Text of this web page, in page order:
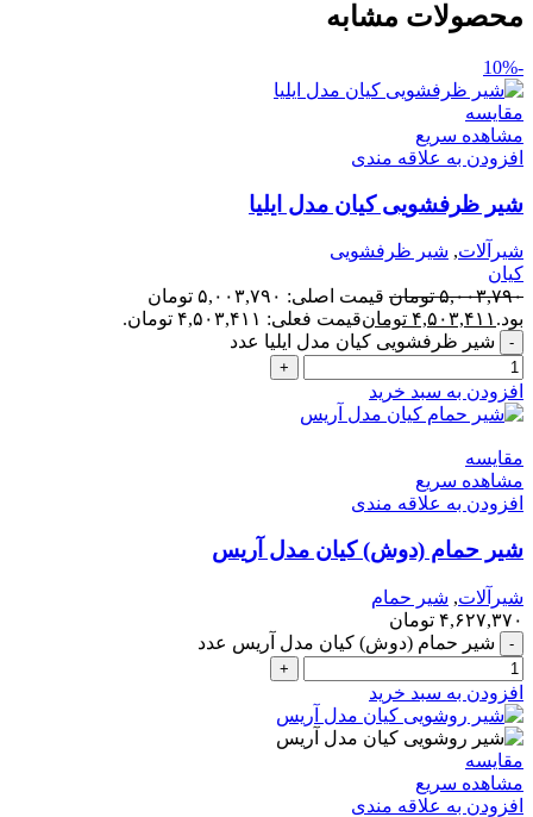
محصولات مشابه
-10%
مقایسه
مشاهده سریع
افزودن به علاقه مندی
شیر ظرفشویی کیان مدل ایلیا
شیرآلات, شیر ظرفشویی
کیان
۵,۰۰۳,۷۹۰ تومان
قیمت اصلی: ۵,۰۰۳,۷۹۰ تومان
بود. ۴,۵۰۳,۴۱۱ تومانقیمت فعلی: ۴,۵۰۳,۴۱۱ تومان.
شیر ظرفشویی کیان مدل ایلیا عدد
افزودن به سبد خرید
مقایسه
مشاهده سریع
افزودن به علاقه مندی
شیر حمام (دوش) کیان مدل آریس
شیرآلات, شیر حمام
۴,۶۲۷,۳۷۰ تومان
شیر حمام (دوش) کیان مدل آریس عدد
افزودن به سبد خرید
مقایسه
مشاهده سریع
افزودن به علاقه مندی